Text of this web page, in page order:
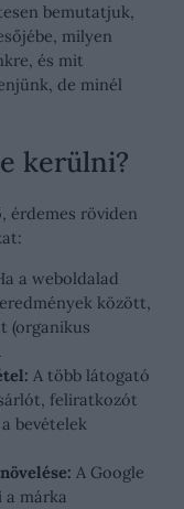
bemutatjuk,
milyen
és mit
de minél
kerülni?
érdemes röviden
a weboldalad
között,
(organikus
A több látogató
feliratkozót
bevételek
A Google
a márka